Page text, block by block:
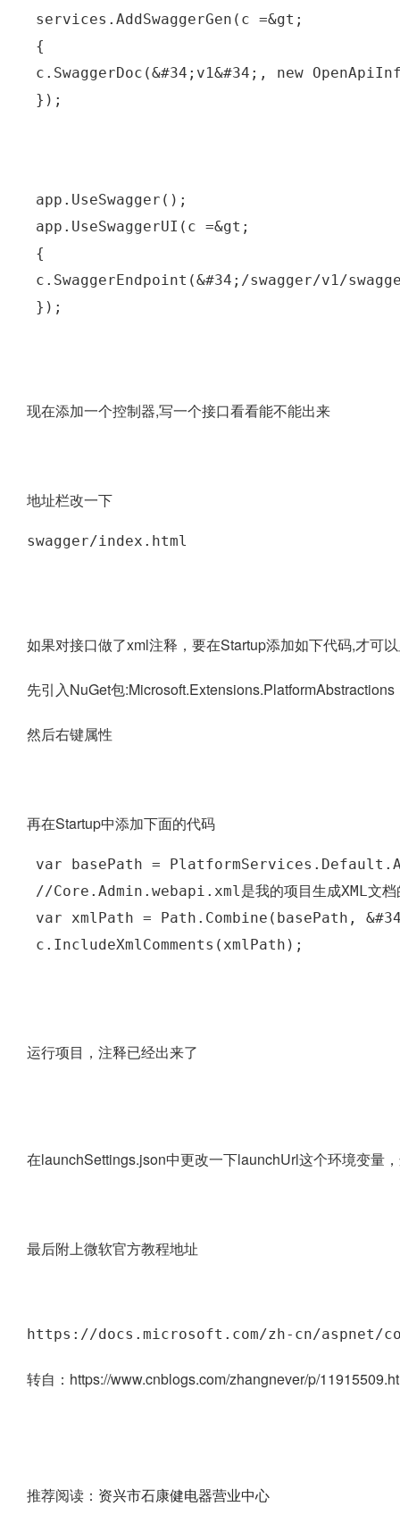
services.AddSwaggerGen(c =&gt;
{
c.SwaggerDoc(&#34;v1&#34;, new
});
app.UseSwagger();
app.UseSwaggerUI(c =&gt;
{
c.SwaggerEndpoint(&#34;/swagger/v1/
});
现在添加一个控制器,写一个接口看看能不能出来
地址栏改一下
swagger/index.html
如果对接口做了xml注释，要在Startup添加如下代码,才可
先引入NuGet包:Microsoft.Extensions.PlatformAbstractions
然后右键属性
再在Startup中添加下面的代码
var basePath =
//Core.Admin.webapi.xml是我的项目生成XML文档
var xmlPath = Path.Combine(basePath,
c.IncludeXmlComments(xmlPath);
运行项目，注释已经出来了
在launchSettings.json中更改一下launchUrl这个环境变量
最后附上微软官方教程地址
https://docs.microsoft.com/zh-cn/aspnet/
转自：https://www.cnblogs.com/zhangnever/p/
推荐阅读： 资兴市石康健电器营业中心